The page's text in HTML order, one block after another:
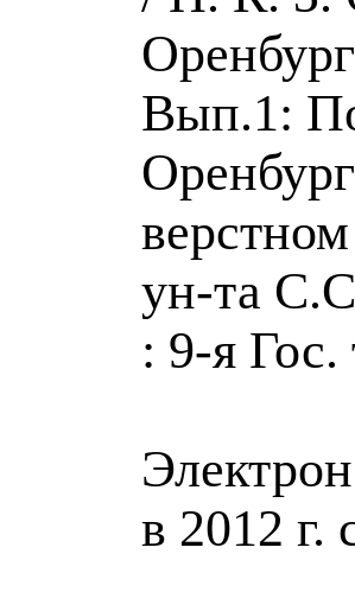
Вып.1:
ун-та
: 9-я
в 2012